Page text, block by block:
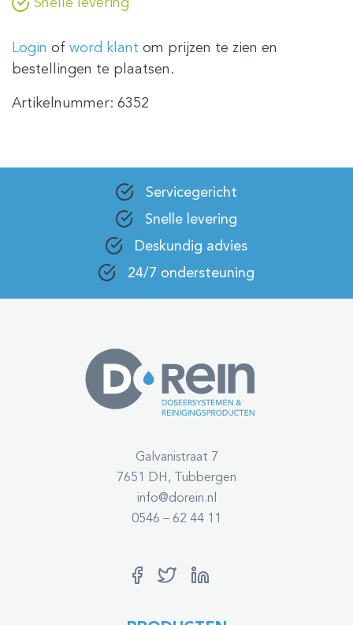
Snelle levering
Login of word klant om prijzen te zien en
bestellingen te plaatsen.
Artikelnummer: 6352
Servicegericht
Snelle levering
Deskundig advies
24/7 ondersteuning
Galvanistraat 7
7651 DH, Tubbergen
info@dorein.nl
0546 – 62 44 11